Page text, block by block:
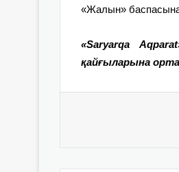
«Жалын»
«Saryarqa
қайғыларына